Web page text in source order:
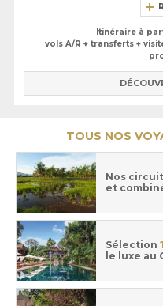
Itinéraire à
vols A/R + transferts +
TOUS NOS
Nos
et
Sélection
le luxe au